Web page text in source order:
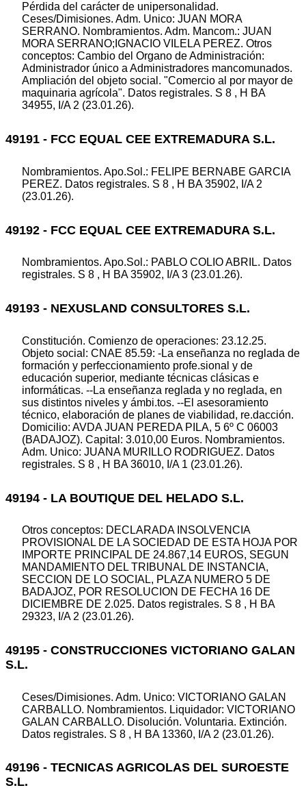
Pérdida del carácter de unipersonalidad.
Ceses/Dimisiones. Adm. Unico: JUAN MORA
SERRANO. Nombramientos. Adm. Mancom.: JUAN
MORA SERRANO;IGNACIO VILELA PEREZ. Otros
conceptos: Cambio del Organo de Administración:
Administrador único a Administradores mancomunados.
Ampliación del objeto social. "Comercio al por mayor de
maquinaria agrícola". Datos registrales. S 8 , H BA
34955, I/A 2 (23.01.26).
49191 - FCC EQUAL CEE EXTREMADURA S.L.
Nombramientos. Apo.Sol.: FELIPE BERNABE GARCIA
PEREZ. Datos registrales. S 8 , H BA 35902, I/A 2
(23.01.26).
49192 - FCC EQUAL CEE EXTREMADURA S.L.
Nombramientos. Apo.Sol.: PABLO COLIO ABRIL. Datos
registrales. S 8 , H BA 35902, I/A 3 (23.01.26).
49193 - NEXUSLAND CONSULTORES S.L.
Constitución. Comienzo de operaciones: 23.12.25.
Objeto social: CNAE 85.59: -La enseñanza no reglada de
formación y perfeccionamiento profe.sional y de
educación superior, mediante técnicas clásicas e
informáticas. --La enseñanza reglada y no reglada, en
sus distintos niveles y ámbi.tos. --El asesoramiento
técnico, elaboración de planes de viabilidad, re.dacción.
Domicilio: AVDA JUAN PEREDA PILA, 5 6º C 06003
(BADAJOZ). Capital: 3.010,00 Euros. Nombramientos.
Adm. Unico: JUANA MURILLO RODRIGUEZ. Datos
registrales. S 8 , H BA 36010, I/A 1 (23.01.26).
49194 - LA BOUTIQUE DEL HELADO S.L.
Otros conceptos: DECLARADA INSOLVENCIA
PROVISIONAL DE LA SOCIEDAD DE ESTA HOJA POR
IMPORTE PRINCIPAL DE 24.867,14 EUROS, SEGUN
MANDAMIENTO DEL TRIBUNAL DE INSTANCIA,
SECCION DE LO SOCIAL, PLAZA NUMERO 5 DE
BADAJOZ, POR RESOLUCION DE FECHA 16 DE
DICIEMBRE DE 2.025. Datos registrales. S 8 , H BA
29323, I/A 2 (23.01.26).
49195 - CONSTRUCCIONES VICTORIANO GALAN
S.L.
Ceses/Dimisiones. Adm. Unico: VICTORIANO GALAN
CARBALLO. Nombramientos. Liquidador: VICTORIANO
GALAN CARBALLO. Disolución. Voluntaria. Extinción.
Datos registrales. S 8 , H BA 13360, I/A 2 (23.01.26).
49196 - TECNICAS AGRICOLAS DEL SUROESTE
S.L.